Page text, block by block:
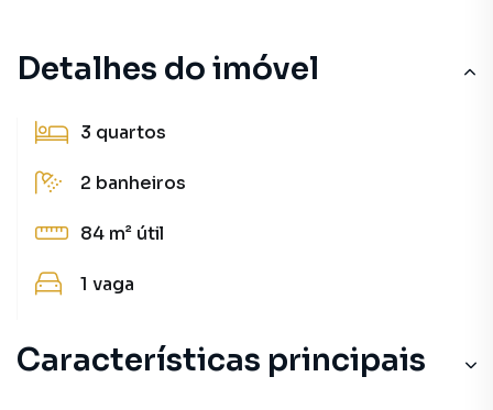
Detalhes do imóvel
3 quartos
2 banheiros
84 m² útil
1 vaga
Características principais